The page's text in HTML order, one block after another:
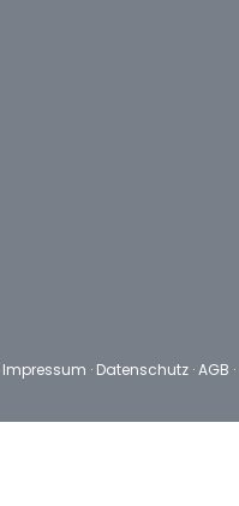
Impressum · Datenschutz ·AGB ·